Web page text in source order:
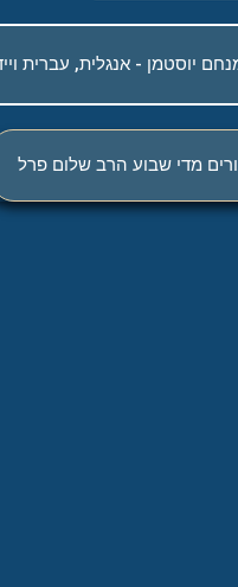
יוסטמן - אנגלית, עברית
מדי שבוע הרב שלום פרל